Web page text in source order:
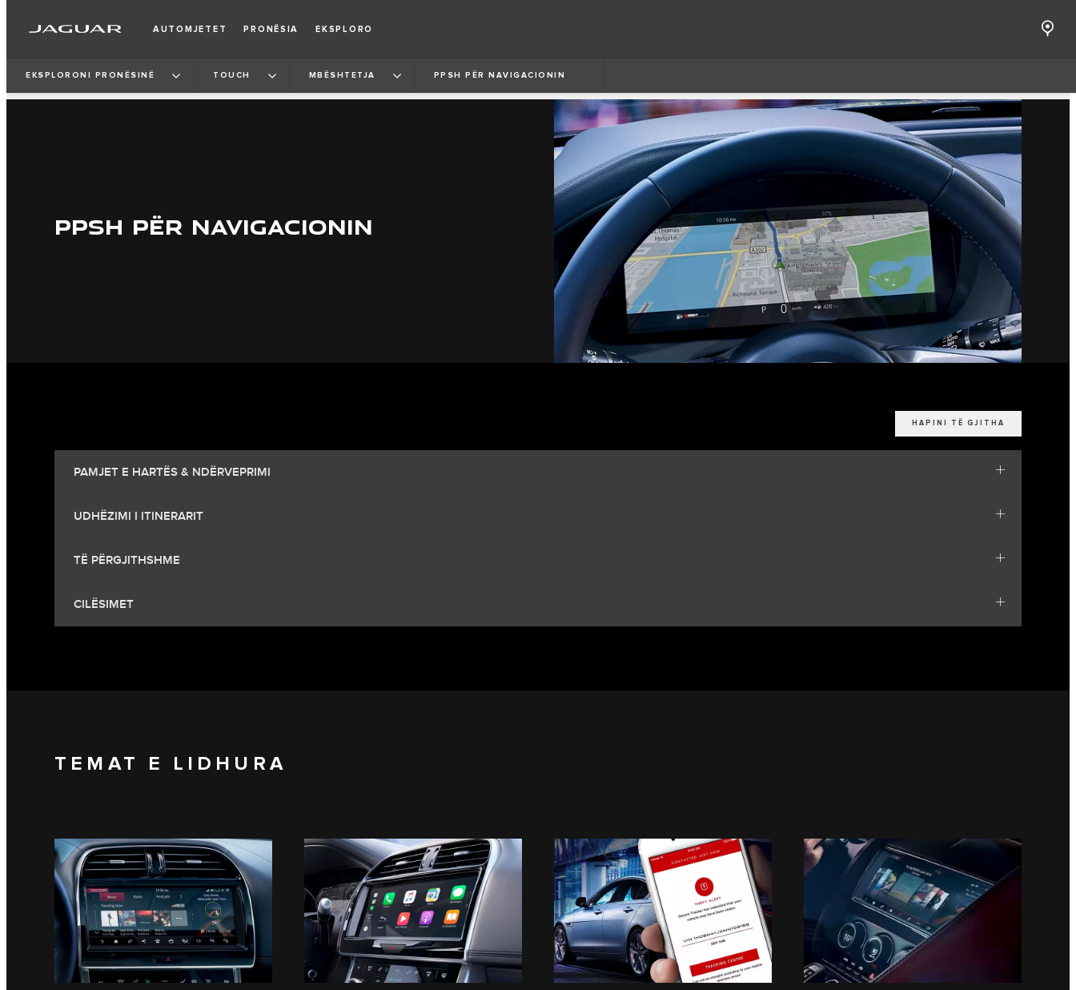
AUTOMJETET PRONËSIA EKSPLORO
EKSPLORONI PRONËSINË TOUCH MBËSHTETJA PPSH PËR NAVIGACIONIN
PPSH PËR NAVIGACIONIN
HAPINI TË GJITHA
PAMJET E HARTËS & NDËRVEPRIMI
UDHËZIMI I ITINERARIT
TË PËRGJITHSHME
CILËSIMET
TEMAT E LIDHURA